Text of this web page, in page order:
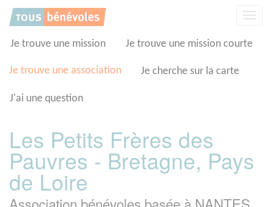
Je trouve une mission Je trouve une mission courte
Je trouve une association Je cherche sur la carte
J'ai une question
Les Petits Frères des
Pauvres - Bretagne, Pays
de Loire
Panneau de gestion des cookies